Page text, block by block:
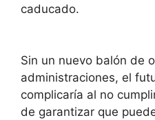
caducado.
Sin un nuevo balón de
administraciones, el
complicaría al no
de garantizar que